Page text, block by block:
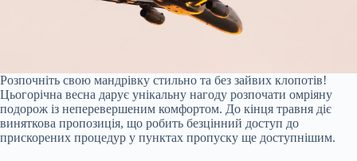
Розпочніть свою мандрівку стильно та без зайвих клопотів!
Цьогорічна весна дарує унікальну нагоду розпочати омріяну
подорож із неперевершеним комфортом. До кінця травня діє
виняткова пропозиція, що робить безцінний доступ до
прискорених процедур у пунктах пропуску ще доступнішим.